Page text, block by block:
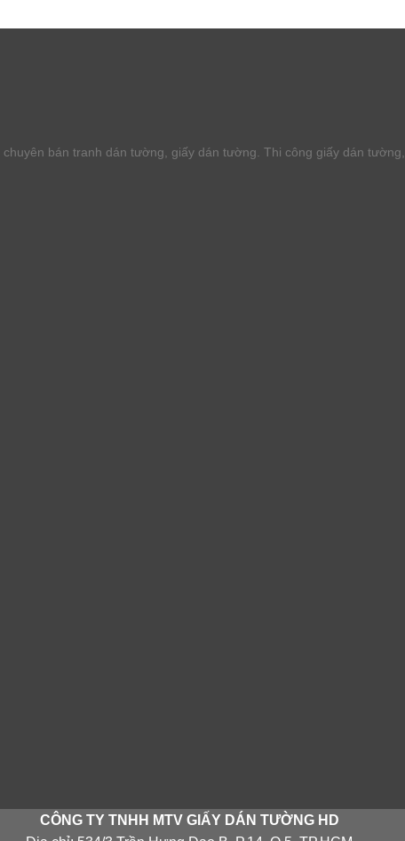
chuyên bán tranh dán tường, giấy dán tường. Thi công giấy dán
CÔNG TY TNHH MTV GIẤY DÁN TƯỜNG HD